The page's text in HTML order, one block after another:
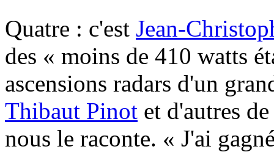
Quatre : c'est Jean-
des « moins de 410 watts
ascensions radars d'un
Thibaut Pinot et d'autres
nous le raconte. « J'ai